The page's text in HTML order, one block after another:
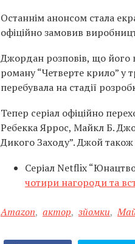
Останнім анонсом стала
офіційно замовив
Джордан розповів, що
роману “Четверте крило” у
перебувала на стадії
Тепер серіал офіційно
Ребекка Яррос, Майкл Б.
Дикого Заходу”. Джой
Серіал Netflix
чотири нагороди та
Amazon, актор, зйомки,